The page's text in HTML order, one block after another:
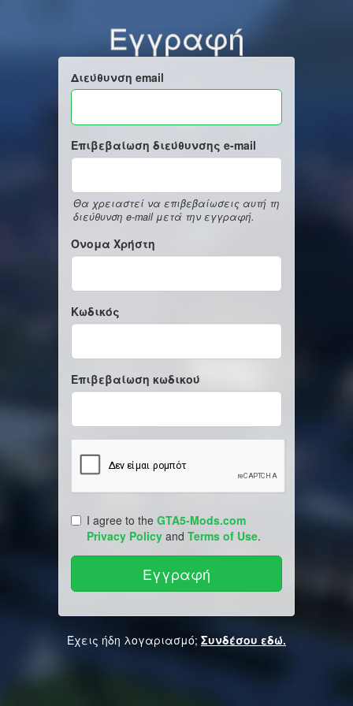
Εγγραφή
Διεύθυνση email
Επιβεβαίωση διεύθυνσης e-mail
Θα χρειαστεί να επιβεβαίωσεις αυτή τη
διεύθυνση e-mail μετά την εγγραφή.
Όνομα Χρήστη
Κωδικός
Επιβεβαίωση κωδικού
I agree to the GTA5-Mods.com
Privacy Policy and Terms of Use.
Έχεις ήδη λογαριασμό; Συνδέσου εδώ.